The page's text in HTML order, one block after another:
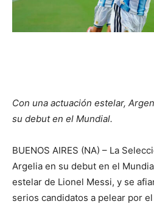
Con una actuación estelar,
su debut en el Mundial.
BUENOS AIRES (NA) – La
Argelia en su debut en el
estelar de Lionel Messi, y se
serios candidatos a pelear por